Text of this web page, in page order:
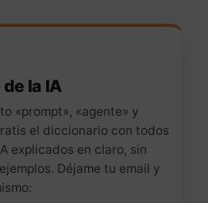
la IA
«prompt», «agente» y
el diccionario con todos
explicados en claro, sin
Déjame tu email y